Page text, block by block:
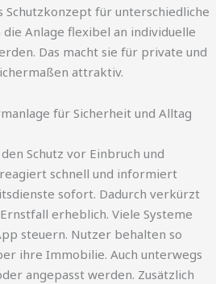
Schutzkonzept für unterschiedliche
Anlage flexibel an individuelle
Das macht sie für private und
attraktiv.
für Sicherheit und Alltag
Schutz vor Einbruch und
reagiert schnell und informiert
sofort. Dadurch verkürzt
erheblich. Viele Systeme
steuern. Nutzer behalten so
ihre Immobilie. Auch unterwegs
angepasst werden. Zusätzlich